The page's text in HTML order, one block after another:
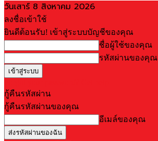
วันเสาร์ 8 สิงหาคม 2026
ลงชื่อเข้าใช้
ยินดีต้อนรับ! เข้าสู่ระบบบัญชีของคุณ
ชื่อผู้ใช้ของคุณ
รหัสผ่านของคุณ
กู้คืนรหัสผ่าน
กู้คืนรหัสผ่านของคุณ
อีเมล์ของคุณ